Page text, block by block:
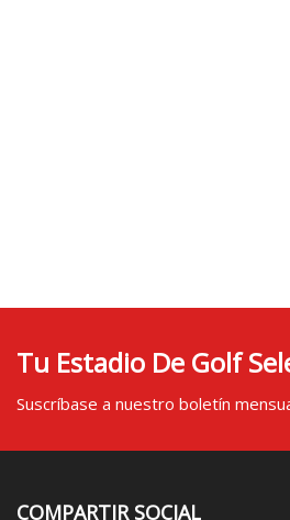
Tu Estadio De Golf
Suscríbase a nuestro boletín
COMPARTIR SOCIAL